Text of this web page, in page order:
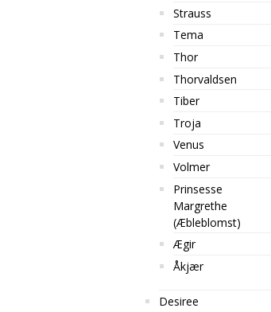
Strauss
Tema
Thor
Thorvaldsen
Tiber
Troja
Venus
Volmer
Prinsesse
Margrethe
(Æbleblomst)
Ægir
Åkjær
Desiree